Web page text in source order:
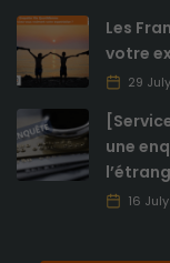
Les
votre
29
une
16